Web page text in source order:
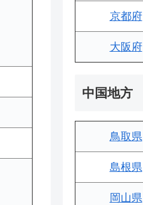
京都府
大阪府
中国地方
鳥取県
島根県
岡山県